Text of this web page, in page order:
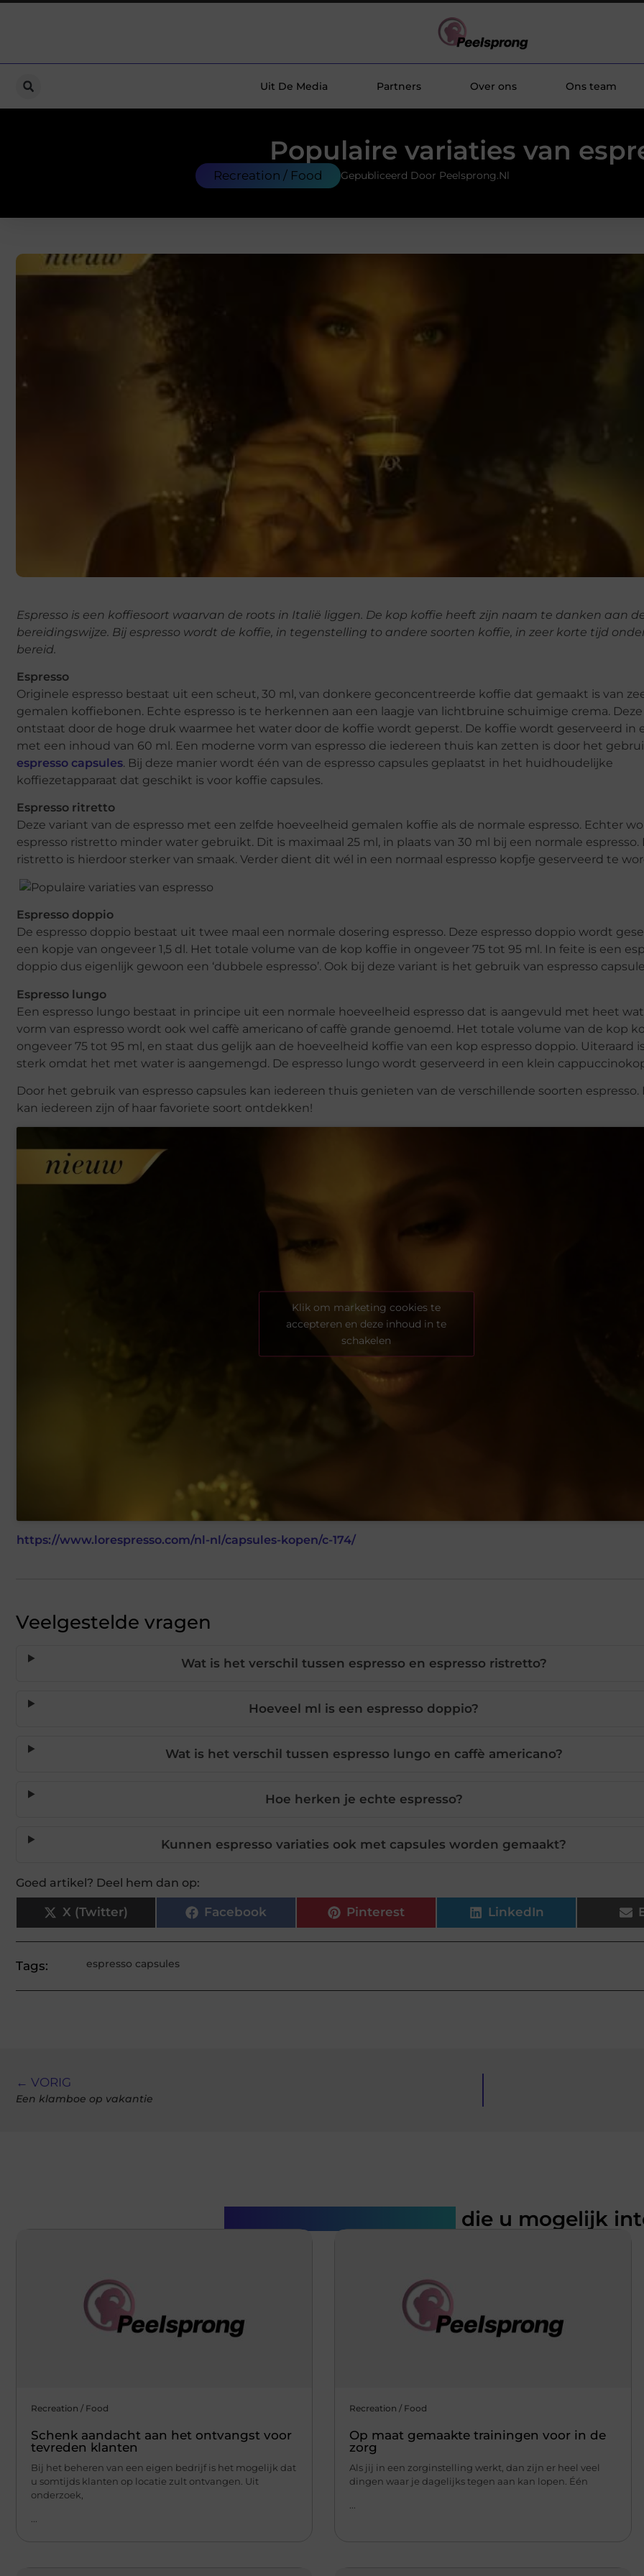
Uit De Media Partners Over ons Ons team
Populaire variaties van
Recreation / Food Gepubliceerd Door Peelsprong.nl
Espresso is een koffiesoort waarvan de roots in Italië liggen. De kop koffie heeft zijn naam te danken aan
bereidingswijze. Bij espresso wordt de koffie, in tegenstelling to andere soorten koffie, in zeer korte tijd
bereid.
Espresso
Originele espresso bestaat uit een scheut, 30 ml, van donkere geconcentreerde koffie dat gemaakt is van
gemalen koffiebonen. Echte espresso is te herkennen aan een laagje van lichtbruine schuimige crema. Deze
ontstaat door de hoge druk waarmee het water door de koffie wordt geperst. De koffie wordt geserveerd in
met een inhoud van 60 ml. Een moderne vorm van espresso die iedereen thuis kan zetten is door het
espresso capsules. Bij deze manier wordt één van de espresso capsules geplaatst in het huidhoudelijke
koffiezetapparaat dat geschikt is voor koffie capsules.
Espresso ritretto
Deze variant van de espresso met een zelfde hoeveelheid gemalen koffie als de normale espresso. Echter
espresso ristretto minder water gebruikt. Dit is maximaal 25 ml, in plaats van 30 ml bij een normale espresso.
ristretto is hierdoor sterker van smaak. Verder dient dit wél in een normaal espresso kopfje geserveerd te
Espresso doppio
De espresso doppio bestaat uit twee maal een normale dosering espresso. Deze espresso doppio wordt
een kopje van ongeveer 1,5 dl. Het totale volume van de kop koffie in ongeveer 75 tot 95 ml. In feite is een
doppio dus eigenlijk gewoon een ‘dubbele espresso’. Ook bij deze variant is het gebruik van espresso
Espresso lungo
Een espresso lungo bestaat in principe uit een normale hoeveelheid espresso dat is aangevuld met heet
vorm van espresso wordt ook wel caffè americano of caffè grande genoemd. Het totale volume van de kop
ongeveer 75 tot 95 ml, en staat dus gelijk aan de hoeveelheid koffie van een kop espresso doppio. Uiteraard
sterk omdat het met water is aangemengd. De espresso lungo wordt geserveerd in een klein
Door het gebruik van espresso capsules kan iedereen thuis genieten van de verschillende soorten espresso.
kan iedereen zijn of haar favoriete soort ontdekken!
Klik om marketing cookies te
accepteren en deze inhoud in te
schakelen
https://www.lorespresso.com/nl-nl/capsules-kopen/c-174/
Veelgestelde vragen
Wat is het verschil tussen espresso en espresso ristretto?
Hoeveel ml is een espresso doppio?
Wat is het verschil tussen espresso lungo en caffè americano?
Hoe herken je echte espresso?
Kunnen espresso variaties ook met capsules worden gemaakt?
Goed artikel? Deel hem dan op:
X (Twitter) Facebook Pinterest LinkedIn
Tags: espresso capsules
← VORIG
Een klamboe op vakantie
die u mogelijk
Recreation / Food
Schenk aandacht aan het ontvangst voor
tevreden klanten
Bij het beheren van een eigen bedrijf is het mogelijk dat
u somtijds klanten op locatie zult ontvangen. Uit
onderzoek,
...
Recreation / Food
Op maat gemaakte trainingen voor in de
zorg
Als jij in een zorginstelling werkt, dan zijn er heel veel
dingen waar je dagelijks tegen aan kan lopen. Één
...